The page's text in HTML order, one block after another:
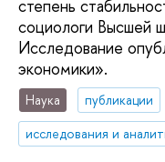
степень
социологи Высшей
Исследование
экономики».
Наука
публикации
исследования и